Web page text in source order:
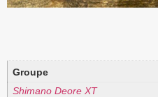
Groupe
Shimano Deore XT